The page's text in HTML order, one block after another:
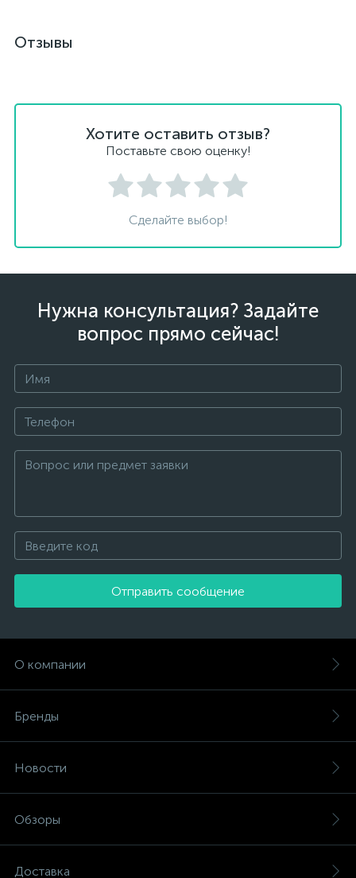
Отзывы
Хотите оставить отзыв?
Поставьте свою оценку!
Сделайте выбор!
Нужна консультация? Задайте
вопрос прямо сейчас!
Отправить сообщение
О компании
Бренды
Новости
Обзоры
Доставка